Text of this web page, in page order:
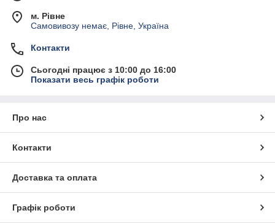
м. Рівне
Самовивозу немає, Рівне, Україна
Контакти
Сьогодні працює з 10:00 до 16:00
Показати весь графік роботи
Про нас
Контакти
Доставка та оплата
Графік роботи